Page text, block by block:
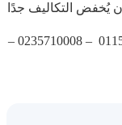
برجاء الاتصال علي 01220261030 – 01154008110 – 0235710008 –